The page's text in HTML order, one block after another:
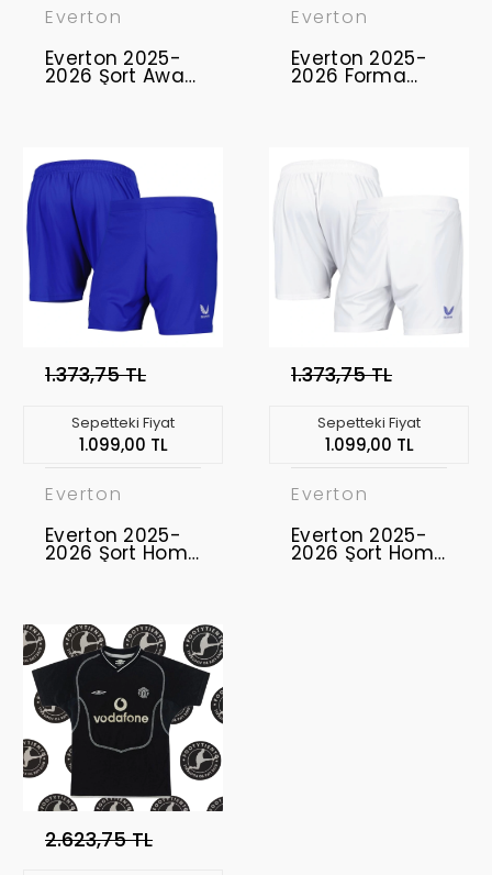
Everton
Everton 2025-
2026 Şort Away
Lacivert
Everton
Everton 2025-
2026 Forma
1.373,75 TL
Sepetteki Fiyat
1.099,00 TL
Everton
Everton 2025-
2026 Şort Home
1.373,75 TL
Sepetteki Fiyat
1.099,00 TL
Everton
Everton 2025-
2026 Şort Home
2.623,75 TL